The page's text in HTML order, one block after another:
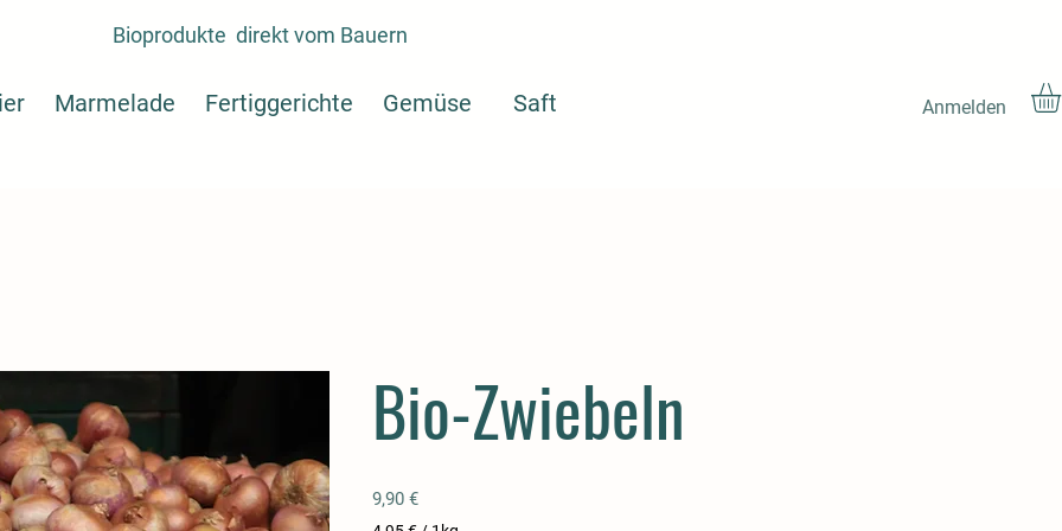
Bioprodukte direkt vom Bauern
Marmelade Fertiggerichte Gemüse Saft Anmelden
Bio-Zwiebeln
9,90 €Preis